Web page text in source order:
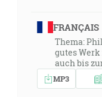
FRANÇAIS
Thema:
gutes
auch bis
MP3